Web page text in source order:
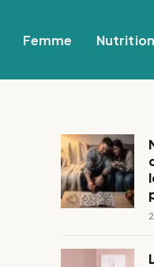
Femme Nutrition